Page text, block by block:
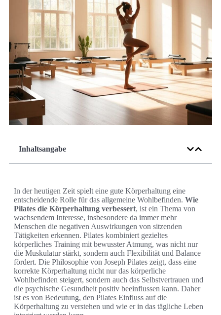
Inhaltsangabe
In der heutigen Zeit spielt eine gute Körperhaltung eine
entscheidende Rolle für das allgemeine Wohlbefinden. Wie
Pilates die Körperhaltung verbessert, ist ein Thema von
wachsendem Interesse, insbesondere da immer mehr
Menschen die negativen Auswirkungen von sitzenden
Tätigkeiten erkennen. Pilates kombiniert gezieltes
körperliches Training mit bewusster Atmung, was nicht nur
die Muskulatur stärkt, sondern auch Flexibilität und Balance
fördert. Die Philosophie von Joseph Pilates zeigt, dass eine
korrekte Körperhaltung nicht nur das körperliche
Wohlbefinden steigert, sondern auch das Selbstvertrauen und
die psychische Gesundheit positiv beeinflussen kann. Daher
ist es von Bedeutung, den Pilates Einfluss auf die
Körperhaltung zu verstehen und wie er in das tägliche Leben